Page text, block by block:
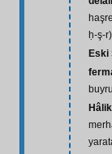
ḥ-ş-r)
Eski